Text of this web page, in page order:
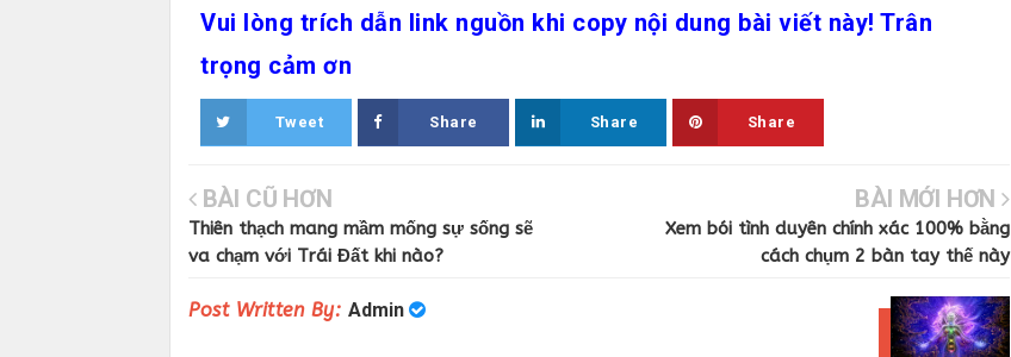
Vui lòng trích dẫn link nguồn khi copy nội dung bài viết này! Trân
trọng cảm ơn
Tweet Share Share Share
BÀI CŨ HƠN
Thiên thạch mang mầm mống sự sống sẽ
va chạm với Trái Đất khi nào?
BÀI MỚI HƠN
Xem bói tình duyên chính xác 100% bằng
cách chụm 2 bàn tay thế này
Post Written By: Admin